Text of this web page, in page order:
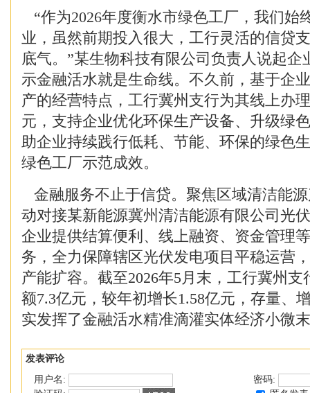
“作为2026年度衡水市绿色工厂，我们始
业，虽然前期投入很大，工行灵活的信贷
底气。”某生物科技有限公司负责人说起企
示金融活水就是生命线。不久前，基于企
产的经营特点，工行冀州支行为其线上办
元，支持企业优化环保生产设备、升级绿
助企业持续践行低耗、节能、环保的绿色
绿色工厂示范成效。
金融服务不止于信贷。聚焦区域清洁能
动对接某新能源冀州清洁能源有限公司光
企业提供结算便利、线上融资、资金管理
务，全力保障辖区光伏发电项目平稳运营
产能扩容。截至2026年5月末，工行冀州
额7.3亿元，较年初增长1.58亿元，存量、
实发挥了金融活水精准滴灌实体经济小微
发表评论
用户名:
密码: